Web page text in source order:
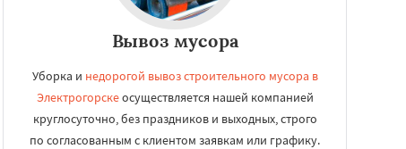
Вывоз мусора
Уборка и недорогой вывоз строительного мусора в
Электрогорскеосуществляется нашей компанией
круглосуточно, без праздников и выходных, строго
по согласованным с клиентом заявкам или графику.